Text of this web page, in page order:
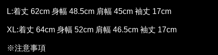
L:着丈 62cm 身幅 48.5cm 肩幅 45cm 袖丈 17cm
XL:着丈 64cm 身幅 52cm 肩幅 46.5cm 袖丈 17cm
※注意事項